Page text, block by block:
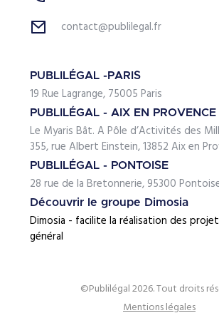
contact@publilegal.fr
PUBLILÉGAL -PARIS
19 Rue Lagrange, 75005 Paris
PUBLILÉGAL - AIX EN PROVENCE
Le Myaris Bât. A Pôle d’Activités des
355, rue Albert Einstein, 13852 Aix en
PUBLILÉGAL - PONTOISE
28 rue de la Bretonnerie, 95300
Découvrir le groupe Dimosia
Dimosia - facilite la réalisation des
général
©Publilégal 2026. Tout droits
Mentions légales